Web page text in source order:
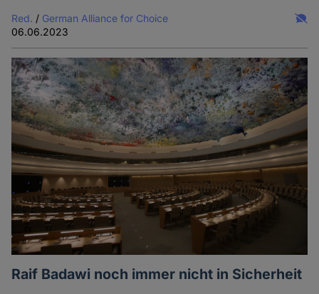
Red. / German Alliance for Choice
06.06.2023
Raif Badawi noch immer nicht in Sicherheit